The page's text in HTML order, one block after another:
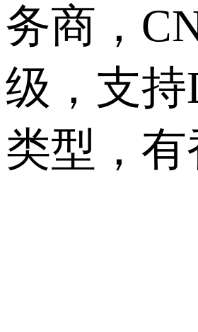
务商，
级，支持
类型，